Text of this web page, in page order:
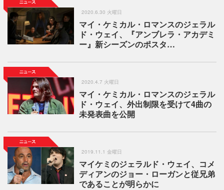
2020.6.30 火曜日
マイ・ケミカル・ロマンスのジェラル
ド・ウェイ、『アンブレラ・アカデミ
ー』新シーズンのポスタ…
2020.4.7 火曜日
マイ・ケミカル・ロマンスのジェラル
ド・ウェイ、外出制限を受けて4曲の
未発表曲を公開
2019.11.1 金曜日
マイケミのジェラルド・ウェイ、コメ
ディアンのジョー・ローガンと従兄弟
であることが明らかに